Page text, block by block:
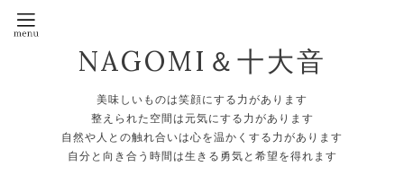
NAGOMI＆十大音
美味しいものは笑顔にする力があります
整えられた空間は元気にする力があります
自然や人との触れ合いは心を温かくする力があります
自分と向き合う時間は生きる勇気と希望を得れます